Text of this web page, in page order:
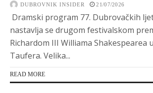
DUBROVNIK INSIDER 21/07/2026
Dramski program 77. Dubrovačkih
nastavlja se drugom festivalskom
Richardom III Williama Shakespearea
Taufera. Velika...
READ MORE